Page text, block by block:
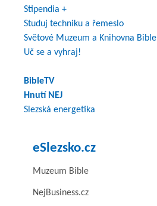
Stipendia +
Studuj techniku a řemeslo
Světové Muzeum a Knihovna Bible
Uč se a vyhraj!
BibleTV
Hnutí NEJ
Slezská energetika
eSlezsko.cz
Muzeum Bible
NejBusiness.cz